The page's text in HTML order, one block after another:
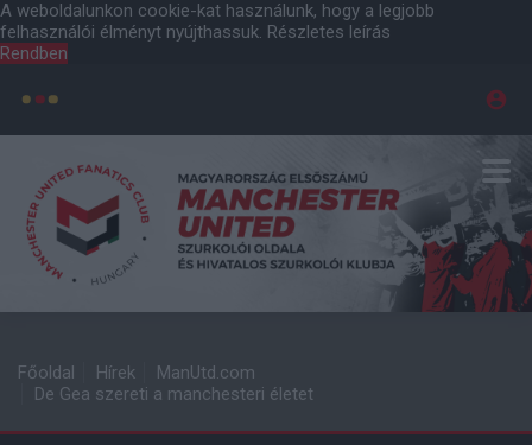
A weboldalunkon cookie-kat használunk, hogy a legjobb
felhasználói élményt nyújthassuk. Részletes leírás
Rendben
Főoldal Hírek
ManUtd.com
De Gea szereti a manchesteri életet